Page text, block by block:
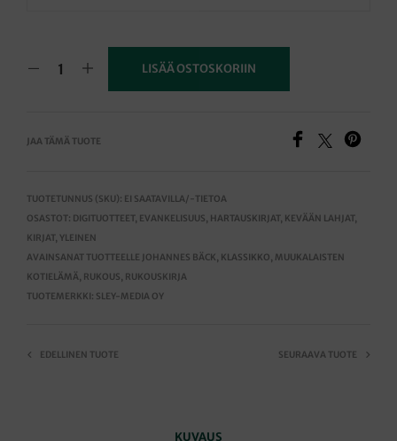
LISÄÄ OSTOSKORIIN
JAA TÄMÄ TUOTE
TUOTETUNNUS (SKU): EI SAATAVILLA/-TIETOA
OSASTOT: DIGITUOTTEET , EVANKELISUUS, HARTAUSKIRJAT , KEVÄÄN LAHJAT ,
KIRJAT , YLEINEN
AVAINSANAT TUOTTEELLE
JOHANNES BÄCK, KLASSIKKO, MUUKALAISTEN
KOTIELÄMÄ, RUKOUS, RUKOUSKIRJA
TUOTEMERKKI: SLEY-MEDIA OY
EDELLINEN TUOTE SEURAAVA TUOTE
KUVAUS